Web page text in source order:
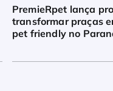
PremieRpet lança
transformar praças
pet friendly no